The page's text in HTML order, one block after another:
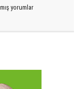
yorumlar